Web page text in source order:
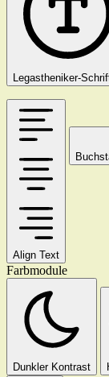
Legastheniker-
Align Text
Farbmodule
Dunkler Kontrast